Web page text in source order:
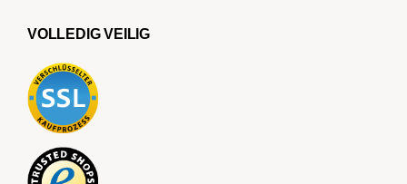
VOLLEDIG VEILIG